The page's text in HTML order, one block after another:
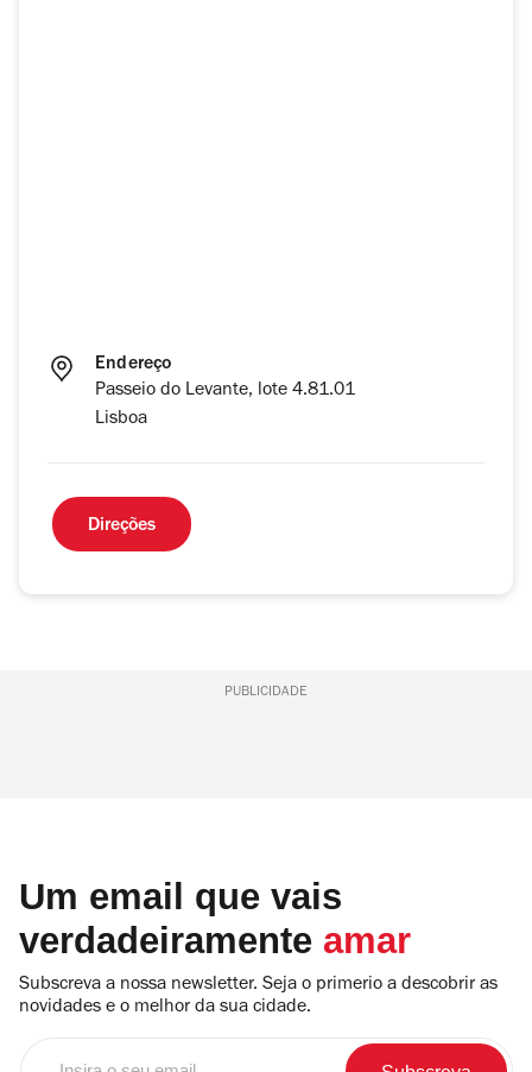
Endereço
Passeio do Levante, lote 4.81.01
Lisboa
Direções
PUBLICIDADE
Um email que vais
verdadeiramente amar
Subscreva a nossa newsletter. Seja o primerio a descobrir as
novidades e o melhor da sua cidade.